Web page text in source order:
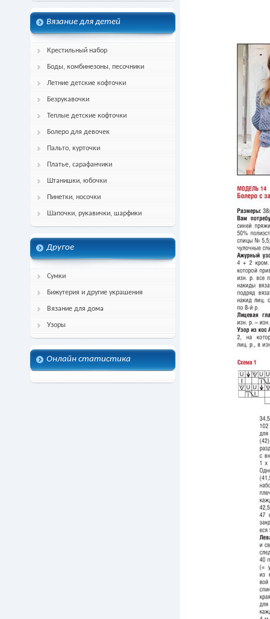
Вязание для детей
Крестильный набор
Боды, комбинезоны, песочники
Летние детские кофточки
Безрукавочки
Теплые детские кофточки
Болеро для девочек
Пальто, курточки
Платье, сарафанчики
Штанишки, юбочки
Пинетки, носочки
Шапочки, рукавички, шарфики
Другое
Сумки
Бижутерия и другие украшения
Вязание для дома
Узоры
Онлайн статистика